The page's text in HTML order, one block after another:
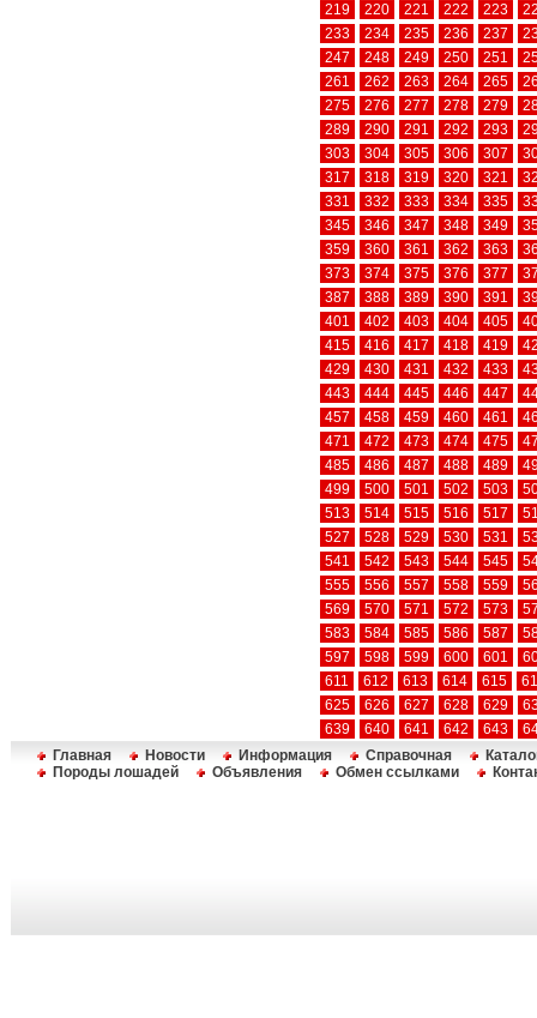
219
220 221 222 223
233
234 235 236 237
247
248 249 250 251
261
262 263 264 265
275
276 277 278 279
289
290 291 292 293
303
304 305 306 307
317
318 319 320 321
331
332 333 334 335
345
346 347 348 349
359
360 361 362 363
373
374 375 376 377
387
388 389 390 391
401
402 403 404 405
415
416 417 418 419
429
430 431 432 433
443
444 445 446 447
457
458 459 460 461
471
472 473 474 475
485
486 487 488 489
499
500 501 502 503
513
514 515 516 517
527
528 529 530 531
541
542 543 544 545
555
556 557 558 559
569
570 571 572 573
583
584 585 586 587
597
598 599 600 601
611
612 613 614 615
625
626 627 628 629
639
640 641 642 643
Главная
Новости Информация Справочная
Породы лошадей
Объявления Обмен ссылками